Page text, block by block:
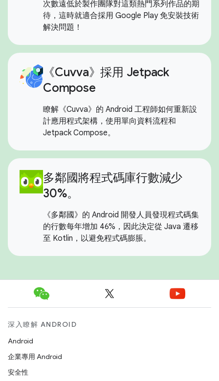
次數遠低於製作團隊對這類熱門系列作品的期
待，這時就適合採用 Google Play 免安裝技術
解決問題！
《Cuvva》採用 Jetpack
Compose
瞭解《Cuvva》的 Android 工程師如何重新設
計應用程式架構，使用單向資料流程和
Jetpack Compose。
多鄰國將程式碼庫行數減少
30%。
《多鄰國》的 Android 開發人員發現程式碼集
的行數每年增加 46%，因此決定從 Java 遷移
至 Kotlin，以避免程式碼膨脹。
深入瞭解 ANDROID
Android
企業專用 Android
安全性